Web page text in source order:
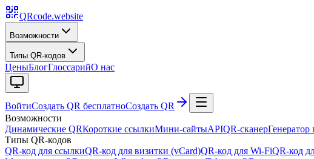
QRcode.website
Возможности
Типы QR-кодов
ЦеныБлогГлоссарийО нас
ВойтиСоздать QR бесплатноСоздать QR
Возможности
Динамические QRКороткие ссылкиМини-сайтыAPIQR-сканерГенератор
Типы QR-кодов
QR-код для ссылкиQR-код для визитки (vCard)QR-код для Wi-FiQR-код